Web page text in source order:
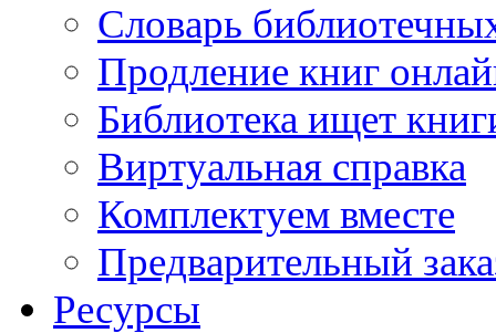
Словарь
Продление книг
Библиотека ищет
Виртуальная справка
Комплектуем вместе
Предварительный
Ресурсы